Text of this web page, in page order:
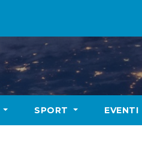
SPORT EVENTI